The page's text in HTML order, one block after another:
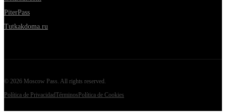
PiterPass
Tutkakdoma.ru
© 2026 Moscow Pass. All rights reserved.
Política de PrivacidadTérminos Política de Cookies